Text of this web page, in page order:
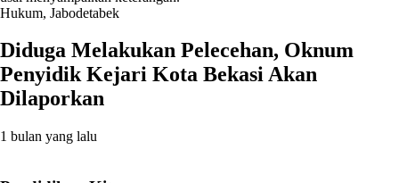
Hukum, Jabodetabek
Diduga Melakukan Pelecehan, Oknum
Penyidik Kejari Kota Bekasi Akan
Dilaporkan
1 bulan yang lalu